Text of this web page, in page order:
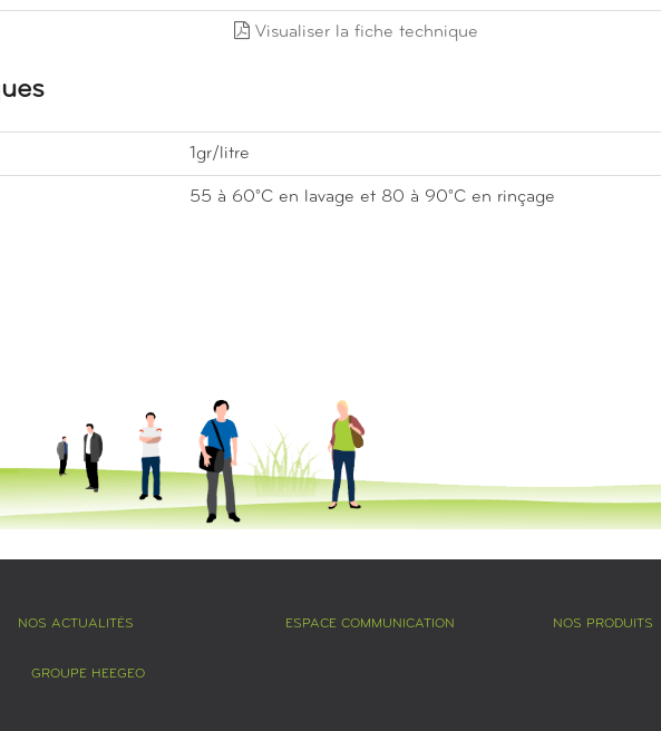
Visualiser la fiche technique
1gr/litre
55 à 60°C en lavage et 80 à 90°C en rinçage
NOS ACTUALITÉS ESPACE COMMUNICATION NOS PRODUITS
GROUPE HEEGEO